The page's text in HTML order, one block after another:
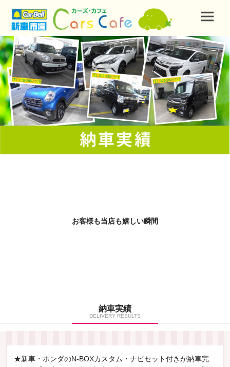
お客様も当店も嬉しい瞬間
納車実績
DELIVERY RESULTS
★新車・ホンダのN-BOXカスタム・ナビセット付きが納車完